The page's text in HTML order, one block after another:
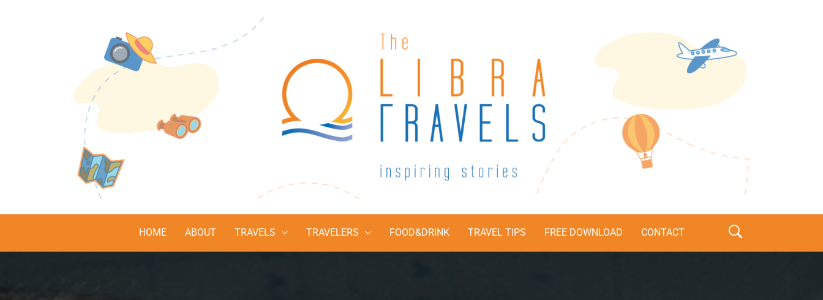
The Libra Travels
HOME ABOUT TRAVELS TRAVELERS FOOD&DRINK TRAVEL TIPS FREE DOWNLOAD CONTACT